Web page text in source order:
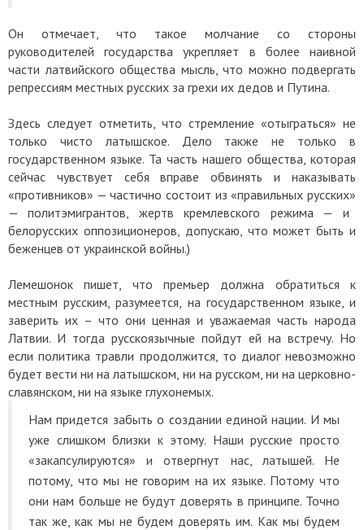
Он отмечает, что такое молчание со стороны
руководителей государства укрепляет в более наивной
части латвийского общества мысль, что можно подвергать
репрессиям местных русских за грехи их дедов и Путина.
Здесь следует отметить, что стремление «отыграться» не
только чисто латышское. Дело также не только в
государственном языке. Та часть нашего общества, которая
сейчас чувствует себя вправе обвинять и наказывать
«противников» — частично состоит из «правильных русских»
— политэмигрантов, жертв кремлевского режима — и
белорусских оппозиционеров, допускаю, что может быть и
беженцев от украинской войны.)
Лемешонок пишет, что премьер должна обратиться к
местным русским, разумеется, на государственном языке, и
заверить их – что они ценная и уважаемая часть народа
Латвии. И тогда русскоязычные пойдут ей на встречу. Но
если политика травли продолжится, то диалог невозможно
будет вести ни на латышском, ни на русском, ни на церковно-
славянском, ни на языке глухонемых.
Нам придется забыть о создании единой нации. И мы
уже слишком близки к этому. Наши русские просто
«закапсулируются» и отвергнут нас, латышей. Не
потому, что мы не говорим на их языке. Потому что
они нам больше не будут доверять в принципе. Точно
так же, как мы не будем доверять им. Как мы будем